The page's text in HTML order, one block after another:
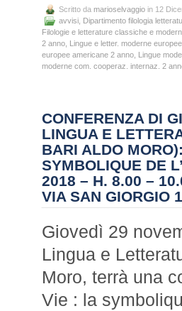
Scritto da marioselvaggio in 12
avvisi Dipartimento filologia
Filologie e letterature classiche e
2 anno Lingue e letter. moderne
europee americane 2 anno Lingue
moderne com. cooperaz. internaz. 2
CONFERENZA DI
LINGUA E
BARI ALDO
SYMBOLIQUE DE
2018 – H. 8.00 –
VIA SAN GIORGIO
Giovedì 29
Lingua e
Moro, terrà una
Vie : la